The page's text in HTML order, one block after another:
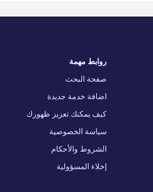
روابط مهمة
صفحة البحث
اضافة خدمة جديدة
كيف يمكنك تعزيز ظهورك
سياسة الخصوصية
الشروط والأحكام
إخلاء المسؤولية